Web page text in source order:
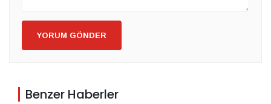
YORUM GÖNDER
Benzer Haberler